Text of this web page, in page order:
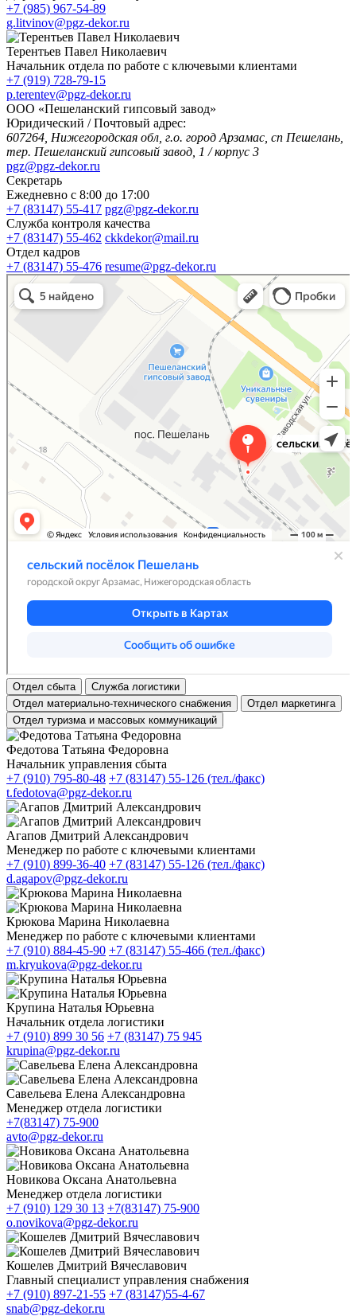
+7 (985) 967-54-89
g.litvinov@pgz-dekor.ru
Терентьев Павел Николаевич
Начальник отдела по работе с ключевыми клиентами
+7 (919) 728-79-15
p.terentev@pgz-dekor.ru
ООО «Пешеланский гипсовый завод»
Юридический / Почтовый адрес:
607264, Нижегородская обл, г.о. город Арзамас, сп Пешелань,
тер. Пешеланский гипсовый завод, 1 / корпус 3
pgz@pgz-dekor.ru
Секретарь
Ежедневно с 8:00 до 17:00
+7 (83147) 55-417 pgz@pgz-dekor.ru
Служба контроля качества
+7 (83147) 55-462 ckkdekor@mail.ru
Отдел кадров
+7 (83147) 55-476 resume@pgz-dekor.ru
Яндекс Карты
Сельский посёлок Пешелань — Яндекс Карты
Отдел сбыта
Служба логистики
Отдел материально-технического снабжения
Отдел маркетинга
Отдел туризма и массовых коммуникаций
Федотова Татьяна Федоровна
Начальник управления сбыта
+7 (910) 795-80-48 +7 (83147) 55-126 (тел./факс)
t.fedotova@pgz-dekor.ru
Агапов Дмитрий Александрович
Менеджер по работе с ключевыми клиентами
+7 (910) 899-36-40 +7 (83147) 55-126 (тел./факс)
d.agapov@pgz-dekor.ru
Крюкова Марина Николаевна
Менеджер по работе с ключевыми клиентами
+7 (910) 884-45-90 +7 (83147) 55-466 (тел./факс)
m.kryukova@pgz-dekor.ru
Крупина Наталья Юрьевна
Начальник отдела логистики
+7 (910) 899 30 56 +7 (83147) 75 945
krupina@pgz-dekor.ru
Савельева Елена Александровна
Менеджер отдела логистики
+7(83147) 75-900
avto@pgz-dekor.ru
Новикова Оксана Анатольевна
Менеджер отдела логистики
+7 (910) 129 30 13 +7(83147) 75-900
o.novikova@pgz-dekor.ru
Кошелев Дмитрий Вячеславович
Главный специалист управления снабжения
+7 (910) 897-21-55 +7 (83147)55-4-67
snab@pgz-dekor.ru